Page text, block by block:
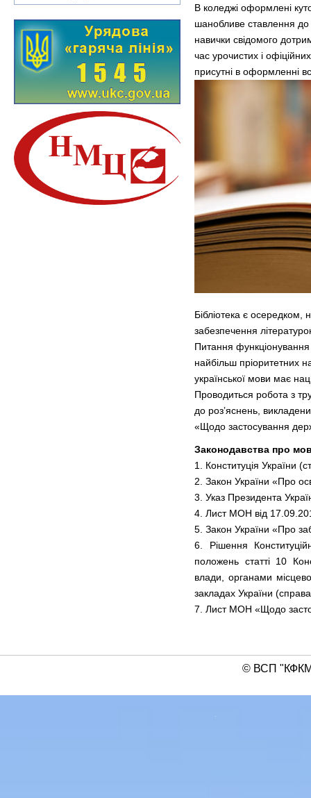
В коледжі оформлені
шанобливе ставлення до
навички свідомого
час урочистих і
присутні в оформленні
Бібліотека є
забезпечення
Питання функціонування
найбільш пріоритетних
української мови має
Проводиться робота з
до роз’яснень,
«Щодо застосування
Законодавства про
1. Конституція України
2. Закон України «Про
3. Указ Президента
4. Лист МОН від
5. Закон України «Про
6. Рішення
положень статті 10
влади, органами
закладах України
7. Лист МОН «Щодо
© ВСП